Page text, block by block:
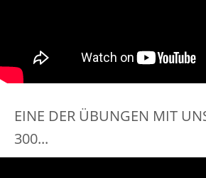
EINE DER ÜBUNGEN MIT
300...